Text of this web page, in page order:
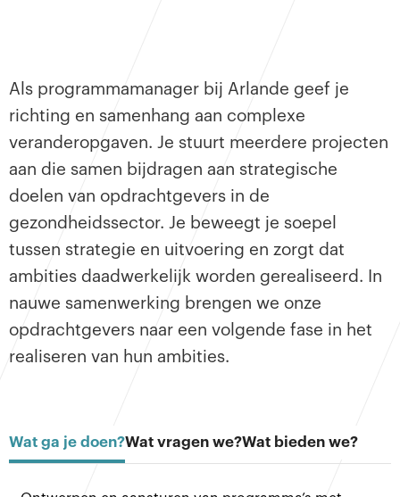
Als programmamanager bij Arlande geef je
richting en samenhang aan complexe
veranderopgaven. Je stuurt meerdere projecten
aan die samen bijdragen aan strategische
doelen van opdrachtgevers in de
gezondheidssector. Je beweegt je soepel
tussen strategie en uitvoering en zorgt dat
ambities daadwerkelijk worden gerealiseerd. In
nauwe samenwerking brengen we onze
opdrachtgevers naar een volgende fase in het
realiseren van hun ambities.
Wat ga je doen?Wat vragen we?Wat bieden we?